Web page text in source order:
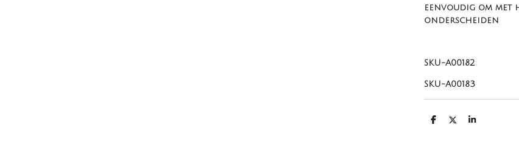
eenvoudig om
onderscheiden
SKU-A00182
SKU-A00183
D
D
S